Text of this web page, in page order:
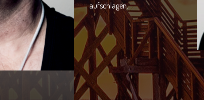
aufschlagen.